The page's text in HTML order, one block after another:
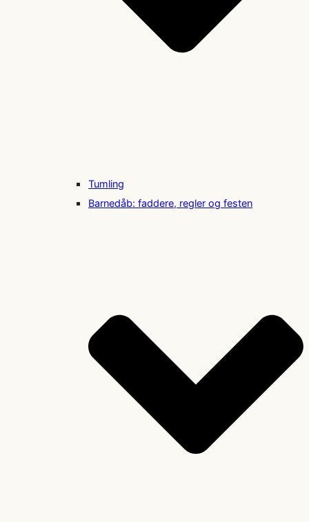
Tumling
Barnedåb: faddere, regler og festen